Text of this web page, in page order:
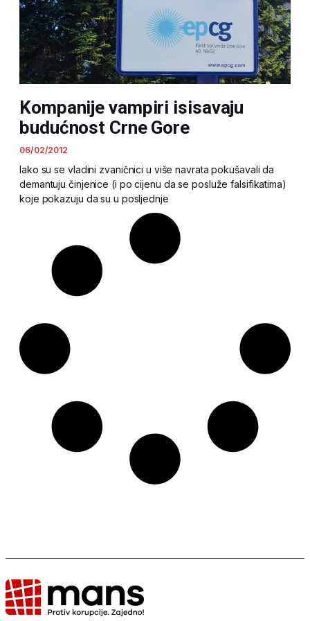
Kompanije vampiri isisavaju
budućnost Crne Gore
06/02/2012
Iako su se vladini zvaničnici u više navrata pokušavali da
demantuju činjenice (i po cijenu da se posluže falsifikatima)
koje pokazuju da su u posljednje